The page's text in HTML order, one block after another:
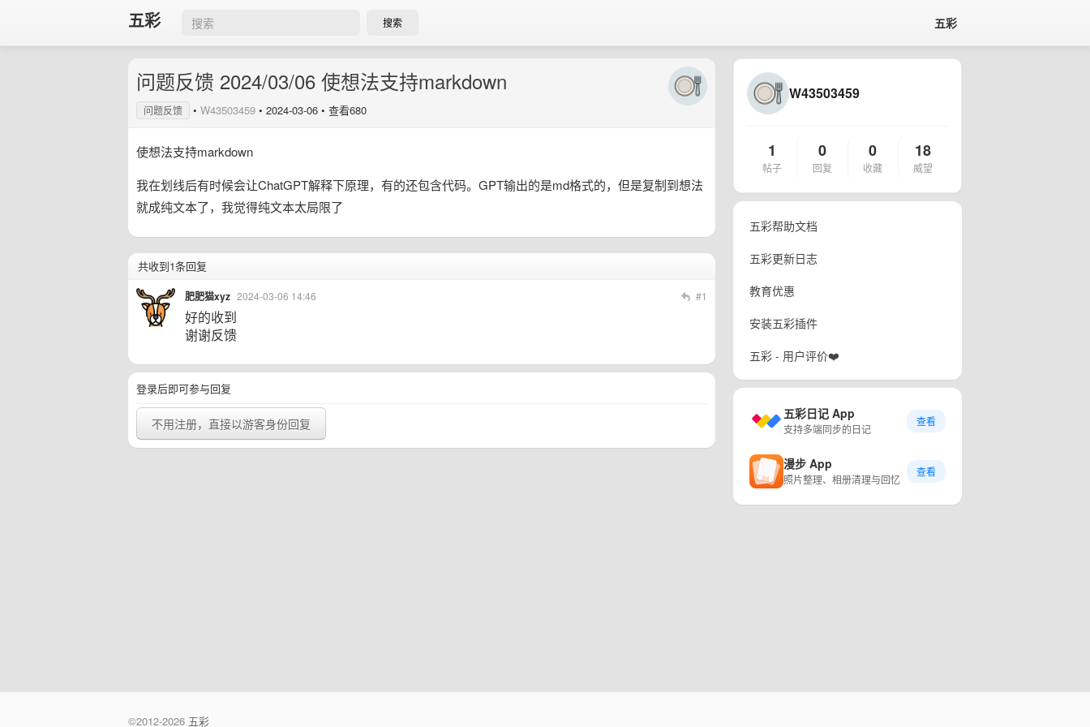
五彩 搜索 五彩
问题反馈 2024/03/06 使想法支持markdown
问题反馈 • W43503459 • 2024-03-06 • 查看680
使想法支持markdown
我在划线后有时候会让ChatGPT解释下原理，有的还包含代码。GPT输出的是md格式的，但是复制到想法
就成纯文本了，我觉得纯文本太局限了
共收到1条回复
肥肥猫xyz 2024-03-06 14:46 #1
好的收到
谢谢反馈
登录后即可参与回复
不用注册，直接以游客身份回复
W43503459
1
帖子
0
回复
0
收藏
18
威望
五彩帮助文档
五彩更新日志
教育优惠
安装五彩插件
五彩 - 用户评价❤️
五彩日记 App
支持多端同步的日记
查看
漫步 App
照片整理、相册清理与回忆
查看
©2012-2026 五彩